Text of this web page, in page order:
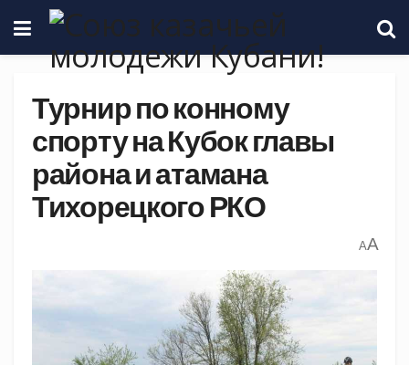
Турнир по конному
спорту на Кубок главы
района и атамана
Тихорецкого РКО
AA